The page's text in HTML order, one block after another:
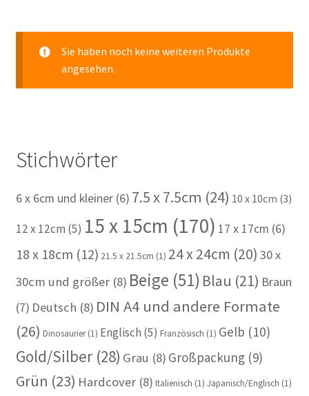
Sie haben noch keine weiteren Produkte
angesehen.
Stichwörter
6 x 6cm und kleiner(6) 7.5 x 7.5cm (24) 10 x 10cm (3)
12 x 12cm (5) 15 x 15cm (170) 17 x 17cm (6)
18 x 18cm (12) 21.5 x 21.5cm (1) 24 x 24cm (20) 30 x
30cm und größer(8) Beige (51) Blau (21) Braun
(7) Deutsch (8) DIN A4 und andere Formate
(26) Dinosaurier(1) Englisch (5) Französisch (1) Gelb (10)
Gold/Silber(28) Grau (8) Großpackung(9)
Grün (23) Hardcover(8) Italienisch (1) Japanisch/Englisch (1)